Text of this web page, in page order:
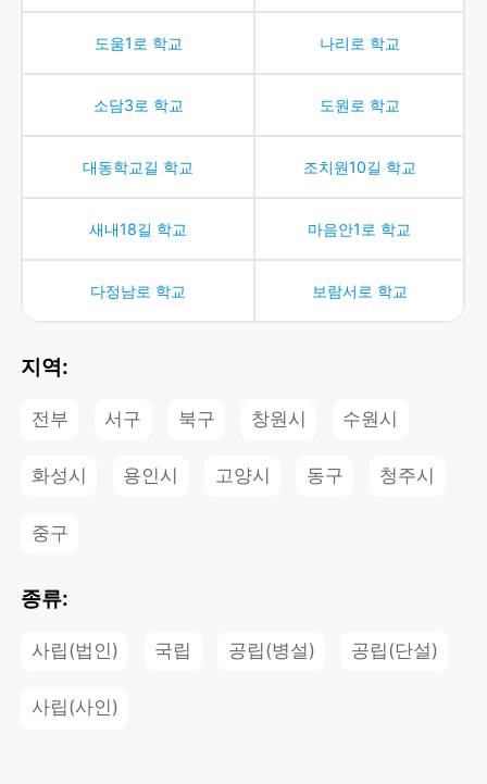
도움1로 학교 나리로 학교
소담3로 학교 도원로 학교
대동학교길 학교 조치원10길 학교
새내18길 학교 마음안1로 학교
다정남로 학교 보람서로 학교
지역:
전부 서구 북구 창원시 수원시
화성시 용인시 고양시 동구 청주시
중구
종류:
사립(법인) 국립 공립(병설) 공립(단설)
사립(사인)